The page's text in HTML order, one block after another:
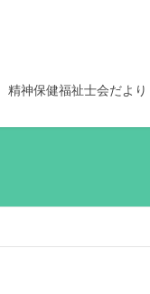
精神保健福祉士会だより